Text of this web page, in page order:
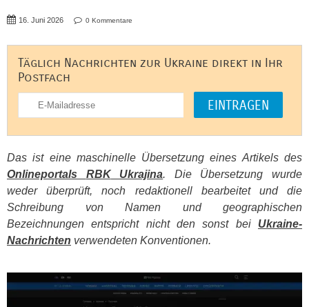
16. Juni 2026 0 Kommentare
Täglich Nachrichten zur Ukraine direkt in Ihr
Postfach
Das ist eine maschinelle Übersetzung eines Artikels des
Onlineportals RBKUkrajina. Die Übersetzung wurde
weder überprüft, noch redaktionell bearbeitet und die
Schreibung von Namen und geographischen
Bezeichnungen entspricht nicht den sonst bei Ukraine-
Nachrichten verwendeten Konventionen.